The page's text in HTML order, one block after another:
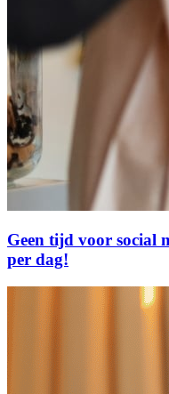
Geen tijd voor social
per dag!